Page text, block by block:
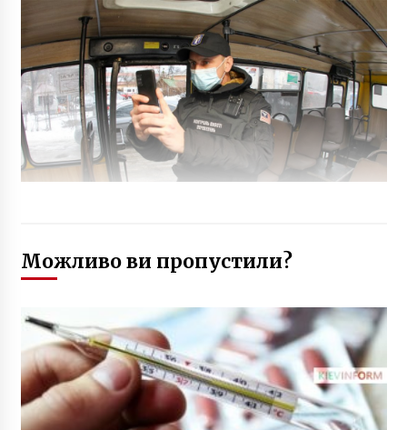
Можливо ви пропустили?